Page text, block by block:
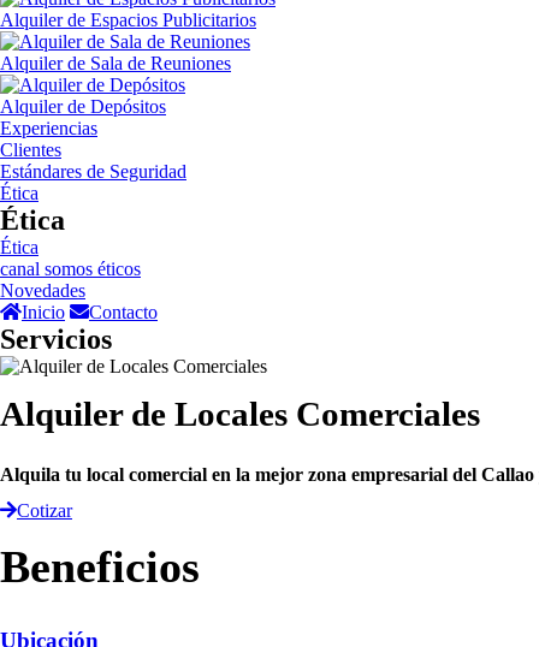
Alquiler de Espacios Publicitarios
Alquiler de Sala de Reuniones
Alquiler de Depósitos
Experiencias
Clientes
Estándares de Seguridad
Ética
Ética
Ética
canal somos éticos
Novedades
Inicio
Contacto
Servicios
Alquiler de Locales Comerciales
Alquila tu local comercial en la mejor zona empresarial del
Cotizar
Beneficios
Ubicación